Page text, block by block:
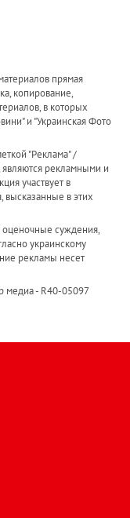
прямая
копирование,
в которых
и "Украинская Фото
"Реклама" /
рекламными и
участвует в
высказанные в этих
оценочные суждения,
украинскому
рекламы несет
медиа - R40-05097